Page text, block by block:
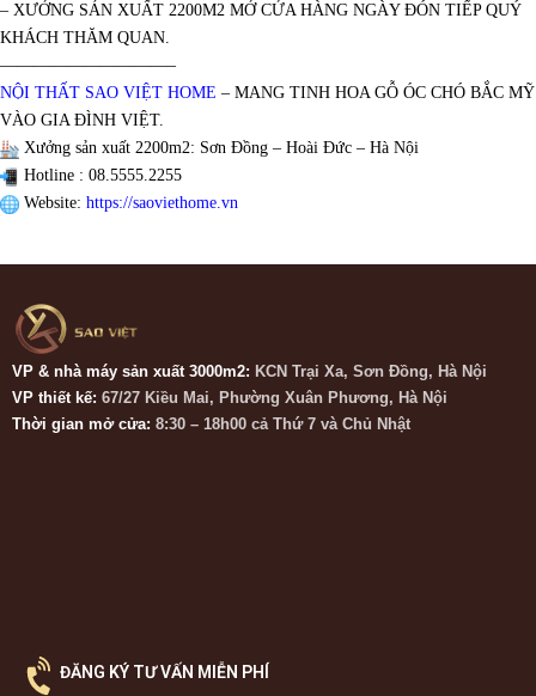
– XƯỞNG SẢN XUẤT 2200M2 MỞ CỬA HÀNG NGÀY ĐÓN TIẾP QUÝ
KHÁCH THĂM QUAN.
——————————–
NỘI THẤT SAO VIỆT HOME – MANG TINH HOA GỖ ÓC CHÓ BẮC MỸ
VÀO GIA ĐÌNH VIỆT.
Xưởng sản xuất 2200m2: Sơn Đồng – Hoài Đức – Hà Nội
Hotline : 08.5555.2255
Website: https://saoviethome.vn
VP & nhà máy sản xuất 3000m2: KCN Trại Xa, Sơn Đồng, Hà Nội
VP thiết kế: 67/27 Kiều Mai, Phường Xuân Phương, Hà Nội
Thời gian mở cửa: 8:30 – 18h00 cả Thứ 7 và Chủ Nhật
ĐĂNG KÝ TƯ VẤN MIỄN PHÍ